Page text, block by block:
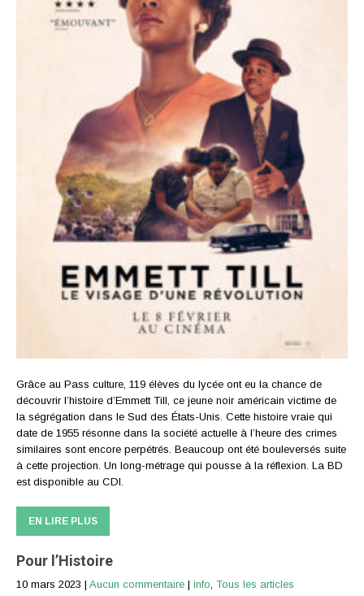
Grâce au Pass culture, 119 élèves du lycée ont eu la chance de
découvrir l’histoire d’Emmett Till, ce jeune noir américain victime de
la ségrégation dans le Sud des États-Unis. Cette histoire vraie qui
date de 1955 résonne dans la société actuelle à l’heure des crimes
similaires sont encore perpétrés. Beaucoup ont été bouleversés suite
à cette projection. Un long-métrage qui pousse à la réflexion. La BD
est disponible au CDI.
EN LIRE PLUS
Pour l’Histoire
10 mars 2023 | Aucun commentaire | info, Tous les articles